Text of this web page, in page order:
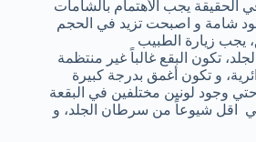
الحقيقة يجب الأهتمام بالشامات
شامة و اصبحت تزيد في الحجم
يجب زيارة الطبيب
تكون البقع غالباً غير منتظمة
و تكون أغمق بدرجة كبيرة
وجود لونين مختلفين في البقعة
هي اقل شيوعاً من سرطان الجلد، و